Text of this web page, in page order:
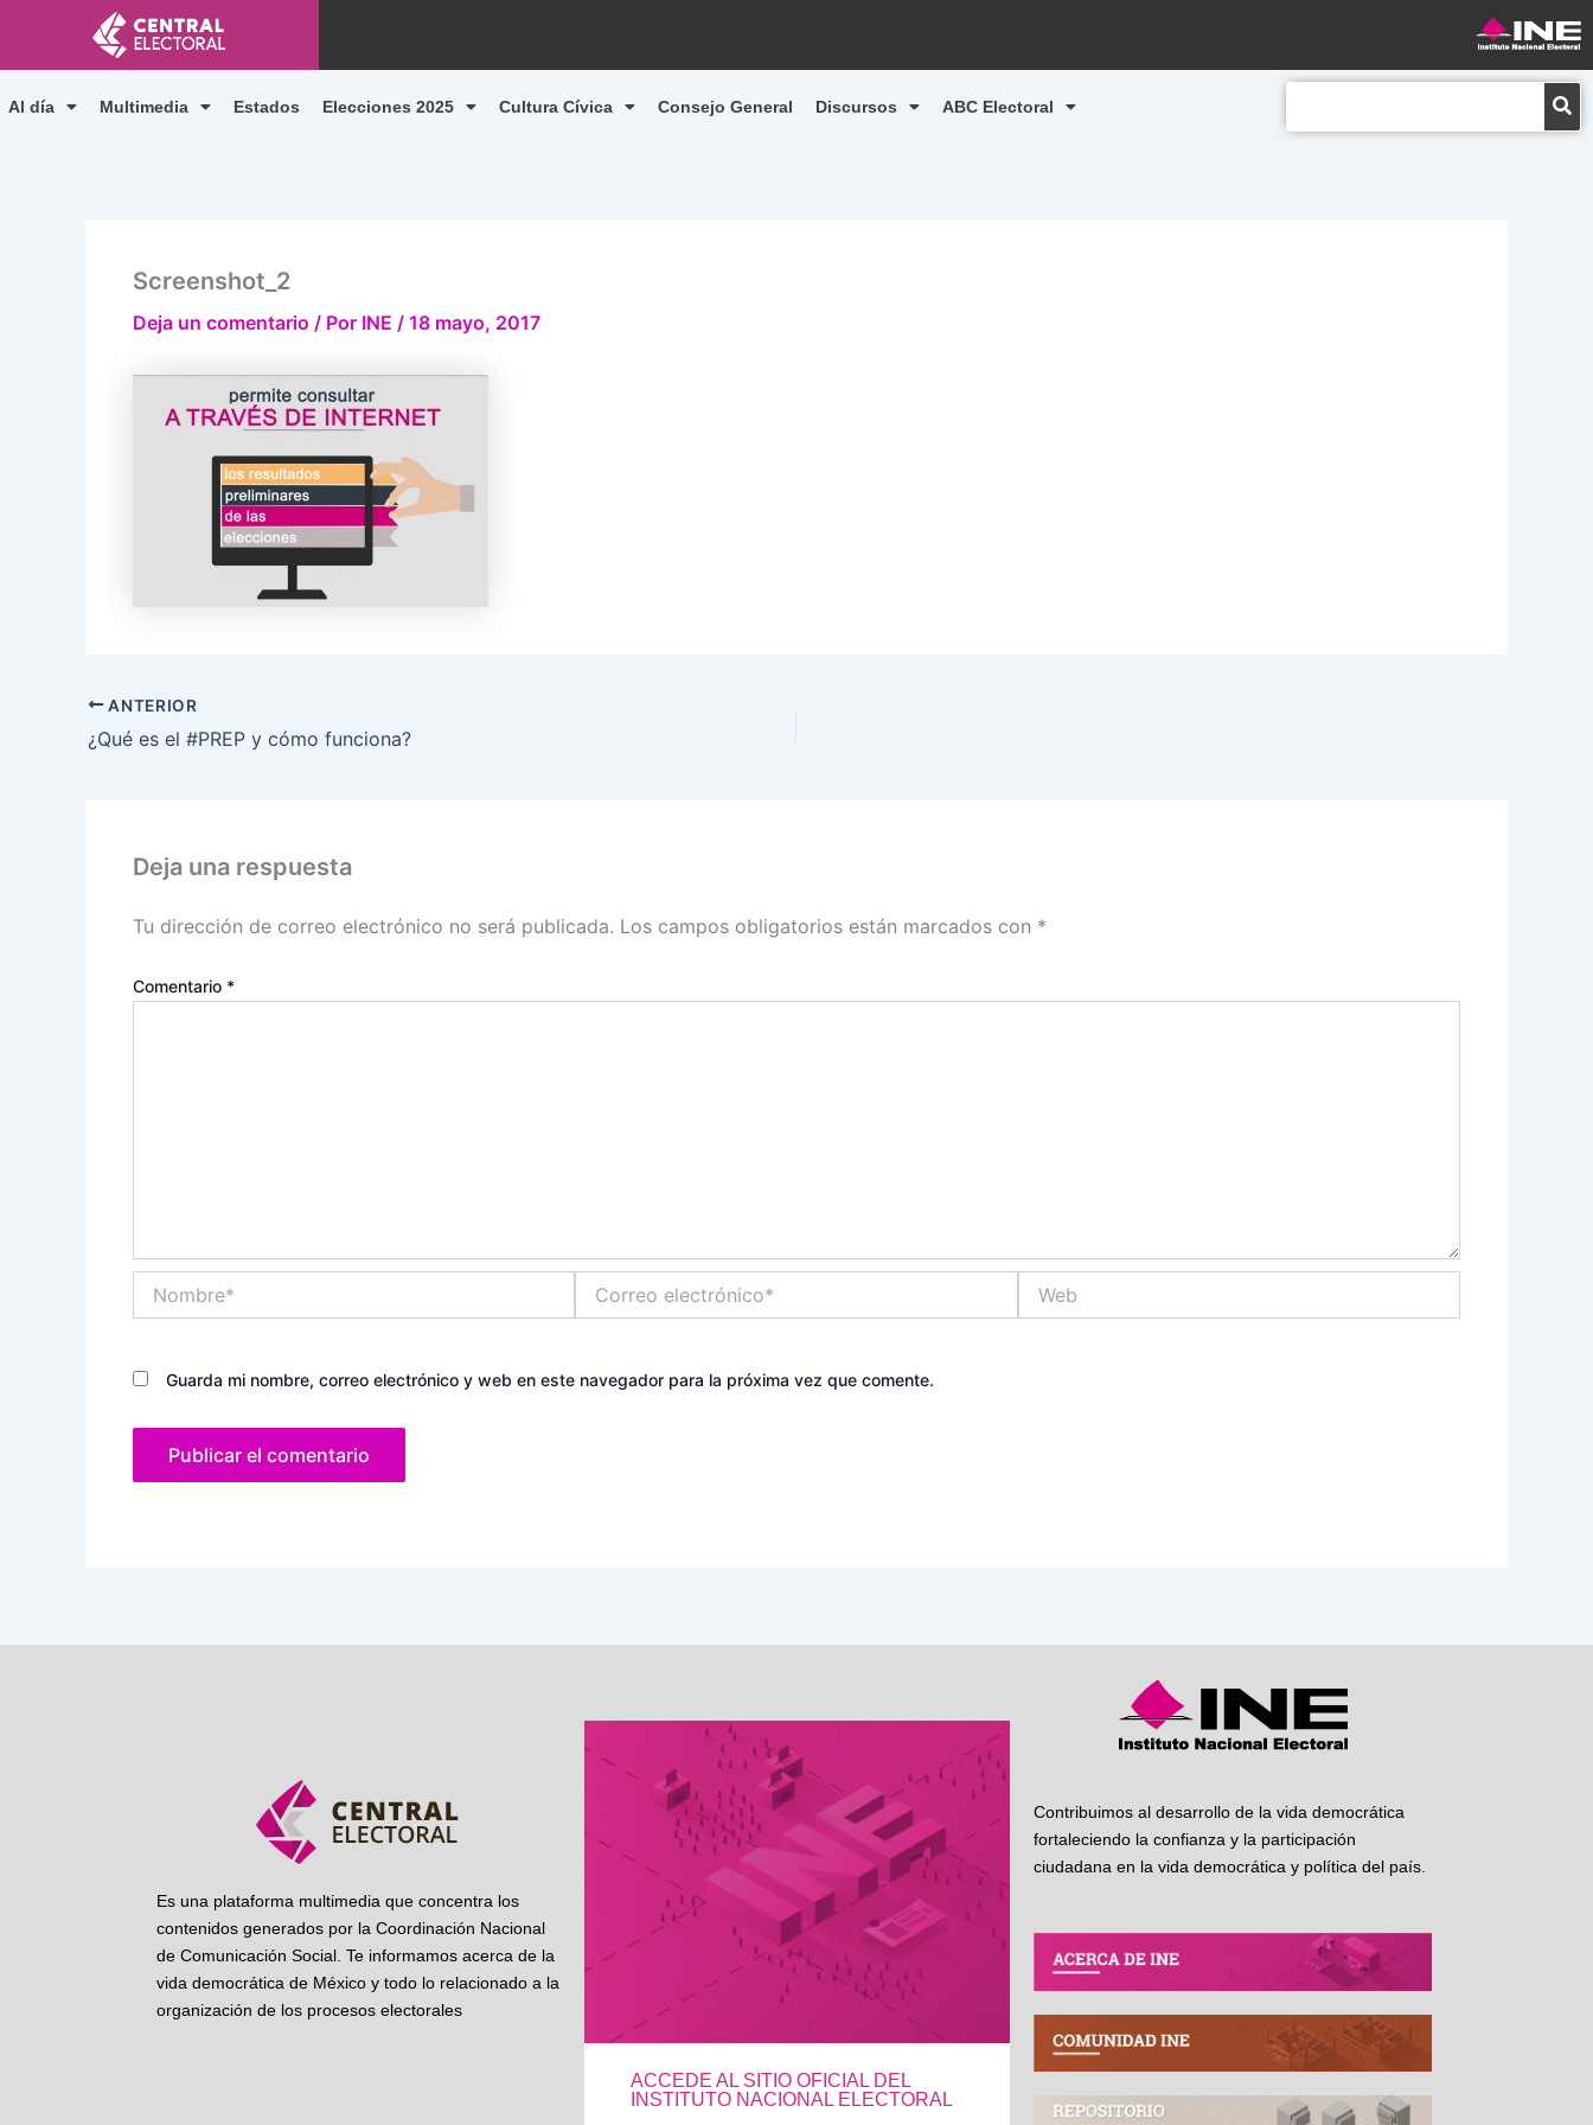
contenido
Al día Multimedia Estados Elecciones 2025 Cultura Cívica Consejo General Discursos ABC Electoral
Screenshot_2
Deja un comentario / Por INE / 18 mayo, 2017
ANTERIOR
¿Qué es el #PREP y cómo funciona?
Deja una respuesta
Tu dirección de correo electrónico no será publicada. Los campos obligatorios están marcados con *
Comentario *
electrónico*
Guarda mi nombre, correo electrónico y web en este navegador para la próxima vez que comente.
Es una plataforma multimedia que concentra los
contenidos generados por la Coordinación Nacional
de Comunicación Social. Te informamos acerca de la
vida democrática de México y todo lo relacionado a la
organización de los procesos electorales
ACCEDE AL SITIO OFICIAL DEL
INSTITUTO NACIONAL ELECTORAL
Contribuimos al desarrollo de la vida democrática
fortaleciendo la confianza y la participación
ciudadana en la vida democrática y política del país.